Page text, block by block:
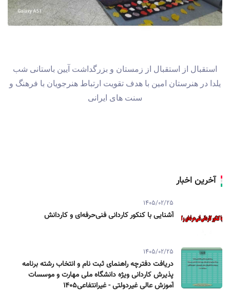
استقبال از استقبال از زمستان و بزرگداشت آیین باستانی شب
یلدا در هنرستان امین با هدف تقویت ارتباط هنرجویان با فرهنگ و
سنت های ایرانی
آخرین اخبار
1405/02/25
آشنایی با کنکور کاردانی فنی‌حرفه‌ای و کاردانش
1405/02/25
دریافت دفترچه راهنمای ثبت نام و انتخاب رشته برنامه
پذیرش کاردانی ویژه دانشگاه ملی مهارت و موسسات
آموزش عالی غیردولتی - غیرانتفاعی1405